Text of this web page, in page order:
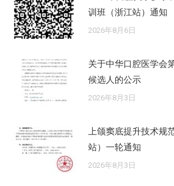
训班（浙江站）通知
2026年8月6日
关于中华口腔医学会
候选人的公示
2026年8月3日
上颌窦底提升技术规
站）一轮通知
2026年8月3日